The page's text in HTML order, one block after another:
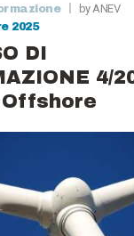
by ANEV
2025
DI
4/